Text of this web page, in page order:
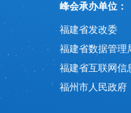
峰会承办单位：
福建省发改委
福建省数据管理
福建省互联网信
福州市人民政府